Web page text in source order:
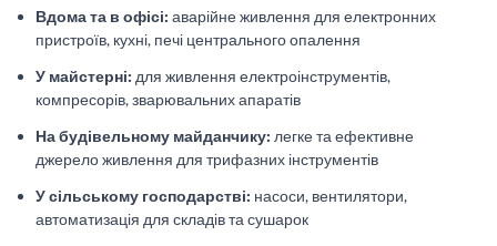
Вдома та в офісі: аварійне живлення для електронних
пристроїв, кухні, печі центрального опалення
У майстерні: для живлення електроінструментів,
компресорів, зварювальних апаратів
На будівельному майданчику: легке та ефективне
джерело живлення для трифазних інструментів
У сільському господарстві: насоси, вентилятори,
автоматизація для складів та сушарок